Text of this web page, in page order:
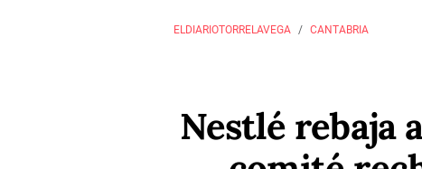
ELDIARIOTORRELAVEGA CANTABRIA
Nestlé rebaja